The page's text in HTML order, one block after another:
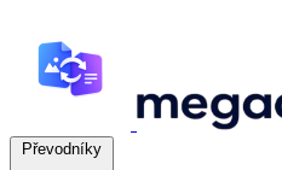
Převodníky